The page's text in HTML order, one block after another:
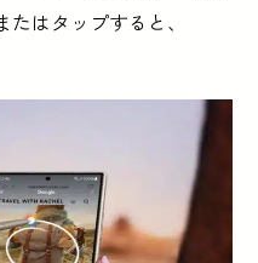
はタップすると、